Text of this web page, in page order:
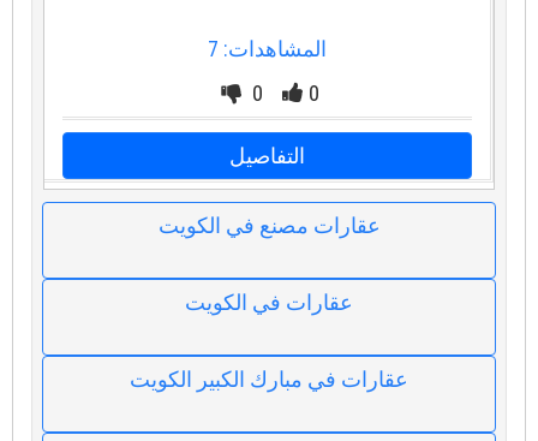
المشاهدات: 7
0
0
التفاصيل
عقارات مصنع في الكويت
عقارات في الكويت
عقارات في مبارك الكبير الكويت